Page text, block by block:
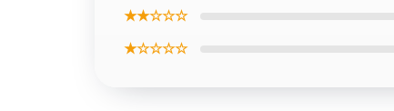
★★☆☆☆
★☆☆☆☆